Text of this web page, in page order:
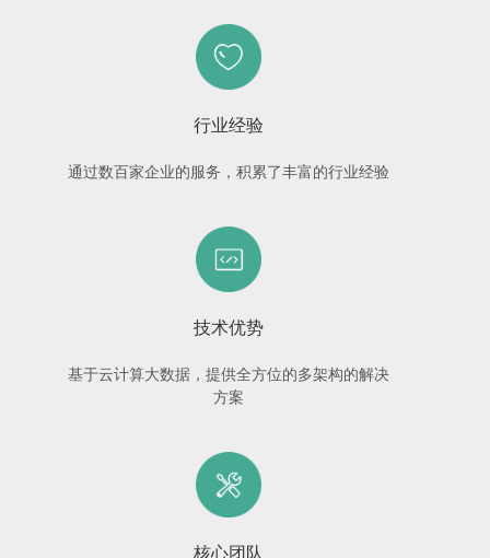
行业经验
通过数百家企业的服务，积累了丰富的行业经验
技术优势
基于云计算大数据，提供全方位的多架构的解决
方案
核心团队